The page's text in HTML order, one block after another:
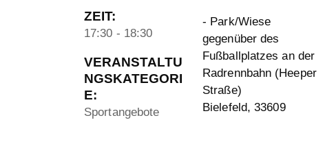
ZEIT:
17:30 - 18:30
VERANSTALTU
NGSKATEGORI
E:
Sportangebote
- Park/Wiese
gegenüber des
Fußballplatzes an der
Radrennbahn (Heeper
Straße)
Bielefeld, 33609